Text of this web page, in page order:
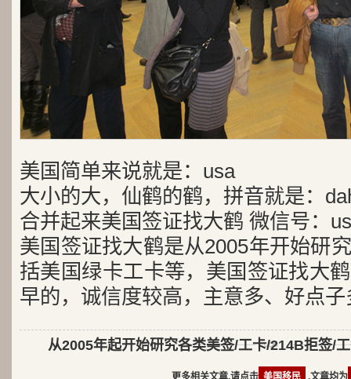
美国简单来说就是：usa
大小的大，仙鹤的鹤，拼音就是：
合并起来美国签证找大鹤 微信号：
美国签证找大鹤是从2005年开始研
括美国绿卡工卡等，美国签证找大
早的，诚信度较高，主意多、好点子
从2005年起开始研究各类美签/工卡/214B拒签/
更多相关文章,请点击 美国移民 ,文章均为